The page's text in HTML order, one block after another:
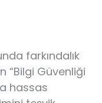
farkındalık
“Bilgi Güvenliği
hassas